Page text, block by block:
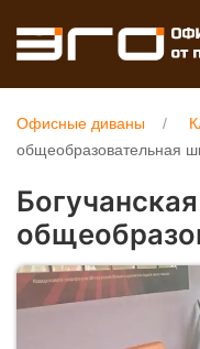
Офисные диваны
общеобразовательная
Богучанская